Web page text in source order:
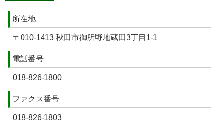
所在地
〒010-1413 秋田市御所野地蔵田3丁目1-1
電話番号
018-826-1800
ファクス番号
018-826-1803